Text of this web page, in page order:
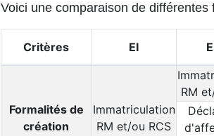
Voici une comparaison de différentes
Critères EI
Formalités de
création
Immatriculation
RM et/ou RCS
RM